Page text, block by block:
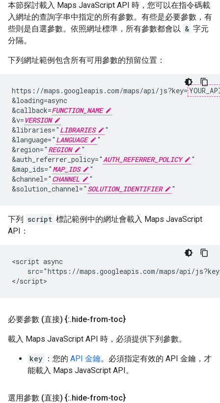
本節探討載入 Maps JavaScript API 時，您可以在指令碼載
入網址的查詢字串中指定的所有參數。有些是必要參數，有
些則是自選參數。依照網址標準，所有參數都會以 & 字元
分隔。
下列網址範例包含所有可用參數的預留位置：
https://maps.googleapis.com/maps/api/js?key=
&loading=async
&callback=FUNCTION_NAME
&v=VERSION
&libraries=" LIBRARIES
"
&language=" LANGUAGE
"
&region=" REGION
"
&auth_referrer_policy="AUTH_REFERRER_POLICY
"
&map_ids=" MAP_IDS
"
&channel=" CHANNEL
"
&solution_channel=" SOLUTION_IDENTIFIER
下列 script 標記範例中的網址會載入 Maps JavaScript
API：
<script async
src="https://maps.googleapis.com/maps/api/
</script>
必要參數 (直接) {:.hide-from-toc}
載入 Maps JavaScript API 時，必須提供下列參數。
key ：您的 API 金鑰。必須指定有效的 API 金鑰，才
能載入 Maps JavaScript API。
選用參數 (直接) {:.hide-from-toc}